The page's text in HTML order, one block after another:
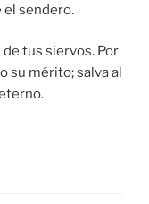
sendero.
tus siervos. Por
su mérito; salva al